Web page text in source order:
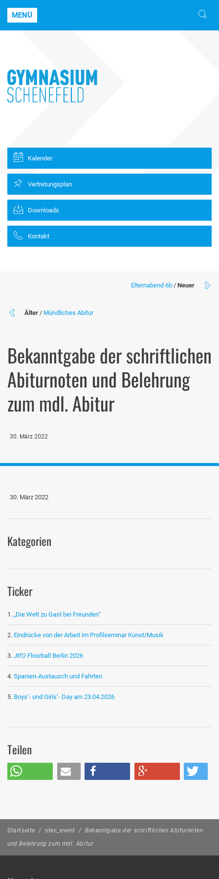
MENÜ
Kalender
Vertretungsplan
Downloads
Kontakt
Elternabend 6b / Neuer
Älter / Mündliches Abitur
Bekanntgabe der schriftlichen
Abiturnoten und Belehrung
zum mdl. Abitur
30. März 2022
30. März 2022
Kategorien
Ticker
„Die Welt zu Gast bei Freunden“
Eindrücke von der Arbeit im Profilseminar Kunst/Musik
JtfO Floorball Berlin 2026
Spanien-Austausch und Fahrten
Boys‘- und Girls‘- Day am 23.04.2026
Teilen
Startseite / stec_event / Bekanntgabe der schriftlichen Abiturnoten
und Belehrung zum mdl. Abitur